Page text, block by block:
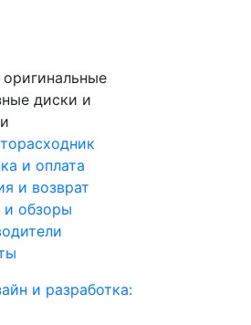
диски и
и оплата
и возврат
и обзоры
и разработка: